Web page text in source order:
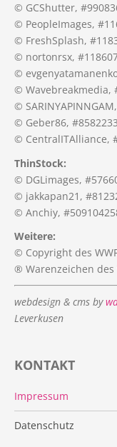
KONTAKT
Impressum
Datenschutz
© GCShutter,
© PeopleImages,
© FreshSplash,
© nortonrsx,
©
© Wavebreakmedia,
©
© Geber86,
© CentralITAlliance,
ThinStock:
© DGLimages,
© jakkapan21,
© Anchiy,
Weitere:
© Copyright des
® Warenzeichen des
webdesign & cms by
Leverkusen